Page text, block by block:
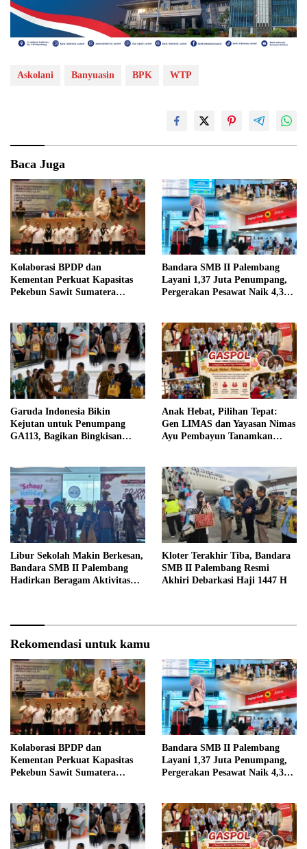
Askolani Banyuasin BPK WTP
Baca Juga
Kolaborasi BPDP dan
Kementan Perkuat Kapasitas
Pekebun Sawit Sumatera
Bandara SMB II Palembang
Layani 1,37 Juta Penumpang,
Pergerakan Pesawat Naik 4,3
Garuda Indonesia Bikin
Kejutan untuk Penumpang
GA113, Bagikan Bingkisan
Anak Hebat, Pilihan Tepat:
Gen LIMAS dan Yayasan Nimas
Ayu Pembayun Tanamkan
Libur Sekolah Makin Berkesan,
Bandara SMB II Palembang
Hadirkan Beragam Aktivitas
Kloter Terakhir Tiba, Bandara
SMB II Palembang Resmi
Akhiri Debarkasi Haji 1447 H
Rekomendasi untuk kamu
Kolaborasi BPDP dan
Kementan Perkuat Kapasitas
Pekebun Sawit Sumatera
Bandara SMB II Palembang
Layani 1,37 Juta Penumpang,
Pergerakan Pesawat Naik 4,3